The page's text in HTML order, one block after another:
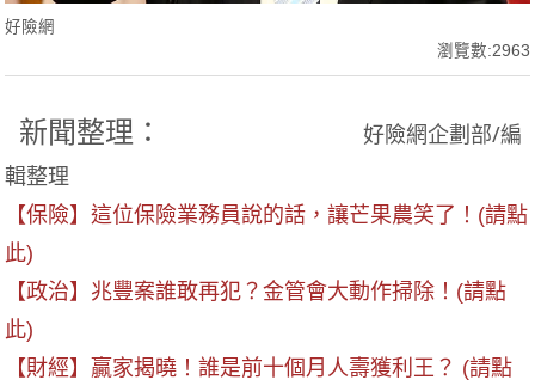
好險網
瀏覽數:2963
新聞整理：好險網企劃部/編
輯整理
【保險】這位保險業務員說的話，讓芒果農笑了！(請點
此)
【政治】兆豐案誰敢再犯？金管會大動作掃除！(請點
此)
【財經】贏家揭曉！誰是前十個月人壽獲利王？ (請點